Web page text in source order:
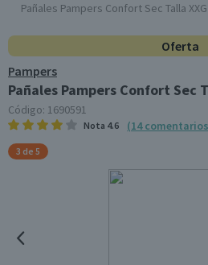
Pañales Pampers Confort Sec Talla
Oferta
Pampers
Pañales Pampers Confort Sec
Código: 1690591
Nota 4.6 (14 comentarios
3 de 5